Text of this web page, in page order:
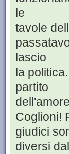
le
tavole
lascio
la
partito
Coglioni!
giudici
diversi dal